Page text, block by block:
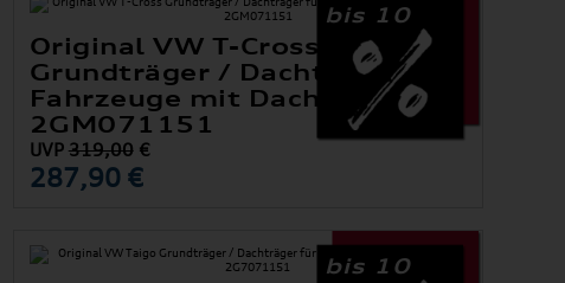
bis 10
Original VW T-Cross
Grundträger / Dachträger für
Fahrzeuge mit Dachreling
2GM071151
UVP 319,00€
287,90 €
bis 10